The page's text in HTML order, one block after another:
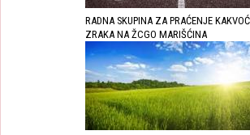
RADNA SKUPINA ZA PRAĆENJE
ZRAKA NA ŽCGO MARIŠĆINA